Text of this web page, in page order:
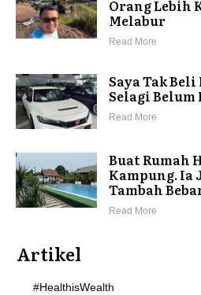
Orang Lebih
Melabur
Read More
Saya Tak
Selagi
Read More
Buat Rumah
Kampung. Ia
Tambah
Read More
Artikel
#HealthisWealth